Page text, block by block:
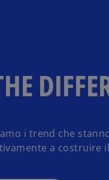
i trend che
a costruire